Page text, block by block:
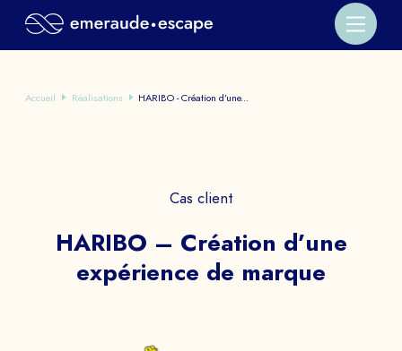
Accueil Réalisations HARIBO - Création d’une...
Cas client
HARIBO – Création d’une
expérience de marque